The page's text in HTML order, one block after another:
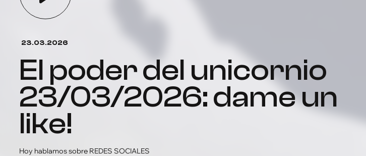
23.03.2026
el poder del unicornio
23/03/2026: dame un
like!
Hoy hablamos sobre REDES SOCIALES